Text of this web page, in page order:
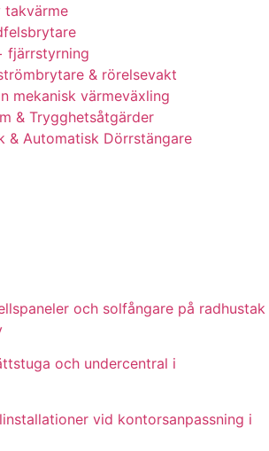
takvärme
fjärrstyrning
& rörelsevakt
mekanisk värmeväxling
& Trygghetsåtgärder
& Automatisk Dörrstängare
och solfångare på radhustak
och undercentral i
vid kontorsanpassning i